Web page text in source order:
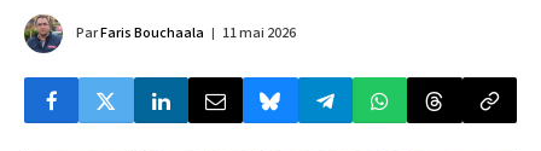
ParFaris Bouchaala 11 mai 2026